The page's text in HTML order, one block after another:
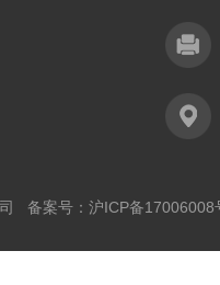
备案号： 沪ICP备17006008